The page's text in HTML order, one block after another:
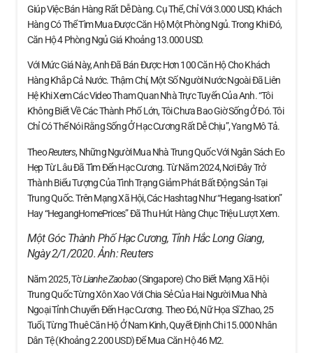
Giúp Việc Bán Hàng Rất Dễ Dàng. Cụ Thể, Chỉ Với 3.000 USD, Khách
Hàng Có Thể Tìm Mua Được Căn Hộ Một Phòng Ngủ. Trong Khi Đó,
Căn Hộ 4 Phòng Ngủ Giá Khoảng 13.000 USD.
Với Mức Giá Này, Anh Đã Bán Được Hơn 100 Căn Hộ Cho Khách
Hàng Khắp Cả Nước. Thậm Chí, Một Số Người Nước Ngoài Đã Liên
Hệ Khi Xem Các Video Tham Quan Nhà Trực Tuyến Của Anh. “Tôi
Không Biết Về Các Thành Phố Lớn, Tôi Chưa Bao Giờ Sống Ở Đó. Tôi
Chỉ Có Thể Nói Rằng Sống Ở Hạc Cương Rất Dễ Chịu”, Yang Mô Tả.
TheoReuters, Những Người Mua Nhà Trung Quốc Với Ngân Sách Eo
Hẹp Từ Lâu Đã Tìm Đến Hạc Cương. Từ Năm 2024, Nơi Đây Trở
Thành Biểu Tượng Của Tình Trạng Giảm Phát Bất Động Sản Tại
Trung Quốc. Trên Mạng Xã Hội, Các Hashtag Như “Hegang-Isation”
Hay “HegangHomePrices” Đã Thu Hút Hàng Chục Triệu Lượt Xem.
Một Góc Thành Phố Hạc Cương, Tỉnh Hắc Long Giang,
Ngày 2/1/2020. Ảnh:Reuters
Năm 2025, TờLianhe Zaobao(Singapore) Cho Biết Mạng Xã Hội
Trung Quốc Từng Xôn Xao Với Chia Sẻ Của Hai Người Mua Nhà
Ngoại Tỉnh Chuyển Đến Hạc Cương. Theo Đó, Nữ Họa Sĩ Zhao, 25
Tuổi, Từng Thuê Căn Hộ Ở Nam Kinh, Quyết Định Chi 15.000 Nhân
Dân Tệ (khoảng 2.200 USD) Để Mua Căn Hộ 46 M2.